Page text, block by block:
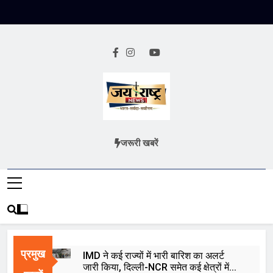
Jai Rashtra
हिंदी समाचार
जरूरी खबरें
प्रमुख
IMD ने कई राज्यों में भारी बारिश का अलर्ट
जारी किया, दिल्ली-NCR समेत कई क्षेत्रों में